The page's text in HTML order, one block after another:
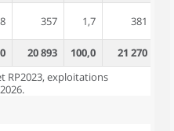
357 1,7 381
20 893 100,0 21 270
RP2023, exploitations